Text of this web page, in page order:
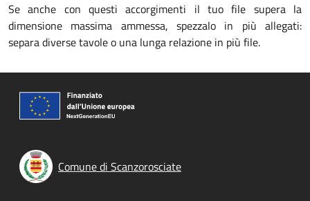
Se anche con questi accorgimenti il tuo file supera la
dimensione massima ammessa, spezzalo in più allegati:
separa diverse tavole o una lunga relazione in più file.
Comune di Scanzorosciate